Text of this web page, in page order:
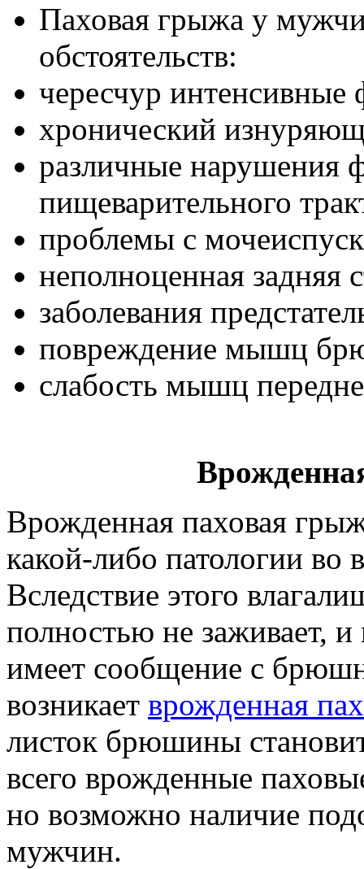
Паховая грыжа у
обстоятельств:
чересчур интенсивные
хронический
различные нарушения
пищеварительного
проблемы с
неполноценная задняя
заболевания
повреждение мышц
слабость мышц
Врожденная паховая
какой-либо патологии во
Вследствие этого
полностью не заживает, и
имеет сообщение с
возникает врожденная
листок брюшины
всего врожденные
но возможно наличие
мужчин.